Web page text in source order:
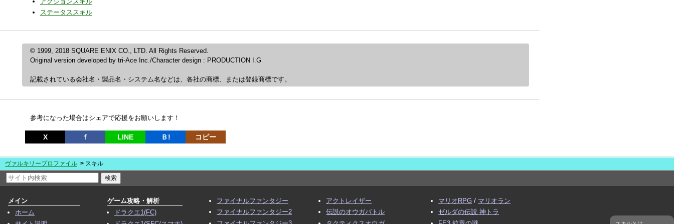
ステータススキル
© 1999, 2018 SQUARE ENIX CO., LTD. All Rights Reserved.
Original version developed by tri-Ace Inc./Character design : PRODUCTION I.G
記載されている会社名・製品名・システム名などは、各社の商標、または登録商標です。
参考になった場合はシェアで応援をお願いします！
X ｆ LINE Ｂ! コピー
ヴァルキリープロファイル スキル
メイン
ホーム
ゲーム攻略・解析
ドラクエ1(FC)
ファイナルファンタジー
ファイナルファンタジー2
アクトレイザー
伝説のオウガバトル
マリオRPG / マリオラン
ゼルダの伝説 神トラ